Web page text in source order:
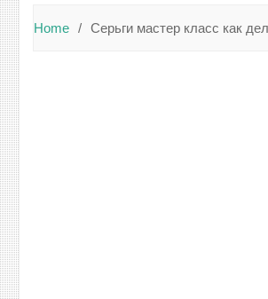
Home Серьги мастер класс как